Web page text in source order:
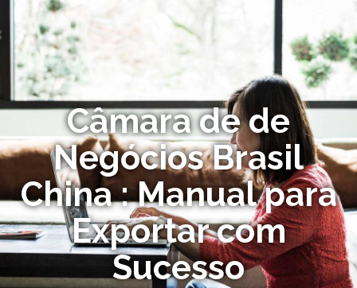
Câmara de de
Negócios Brasil
China : Manual para
Exportar com
Sucesso